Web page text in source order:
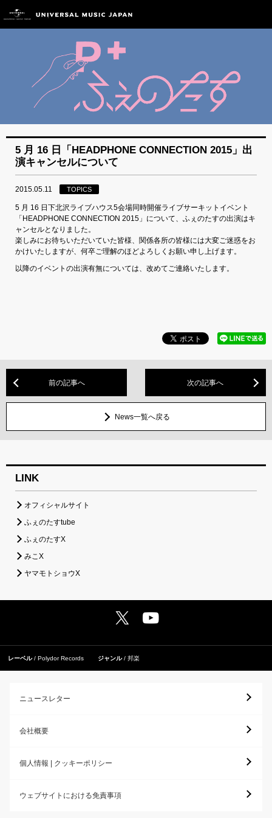
5 月 16 日「HEADPHONE CONNECTION 2015」出
演キャンセルについて
2015.05.11 TOPICS
5 月 16 日下北沢ライブハウス5会場同時開催ライブサーキットイベント
「HEADPHONE CONNECTION 2015」について、ふぇのたすの出演はキ
ャンセルとなりました。
楽しみにお待ちいただいていた皆様、関係各所の皆様には大変ご迷惑をお
かけいたしますが、何卒ご理解のほどよろしくお願い申し上げます。
以降のイベントの出演有無については、改めてご連絡いたします。
前の記事へ 次の記事へ
News一覧へ戻る
LINK
オフィシャルサイト
ふぇのたすtube
ふぇのたすX
みこX
ヤマモトショウX
レーベル Polydor Records ジャンル 邦楽
ニュースレター
会社概要
個人情報 | クッキーポリシー
ウェブサイトにおける免責事項